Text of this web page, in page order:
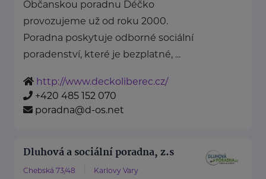
Občanskou poradnu Déčko
provozujeme už od roku 2000.
Poradna poskytuje odborné sociální
poradenství, které je bezplatné, ...
http://www.deckoliberec.cz/
+420 485 152 070
poradna@d-os.net
Dluhová a sociální poradna, z.s
Chebská 73/48 Karlovy Vary